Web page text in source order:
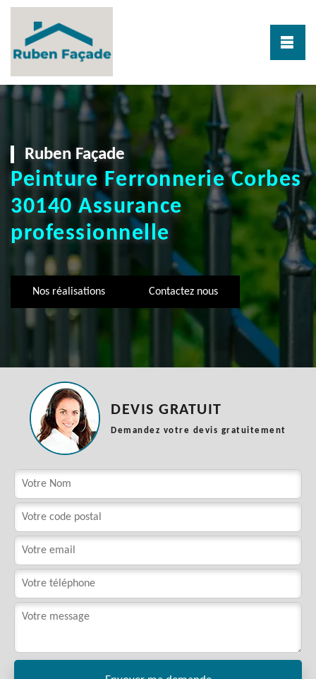
Ruben Façade
Peinture Ferronnerie Corbes
30140 Assurance
professionnelle
Nos réalisations Contactez nous
DEVIS GRATUIT
Demandez votre devis gratuitement